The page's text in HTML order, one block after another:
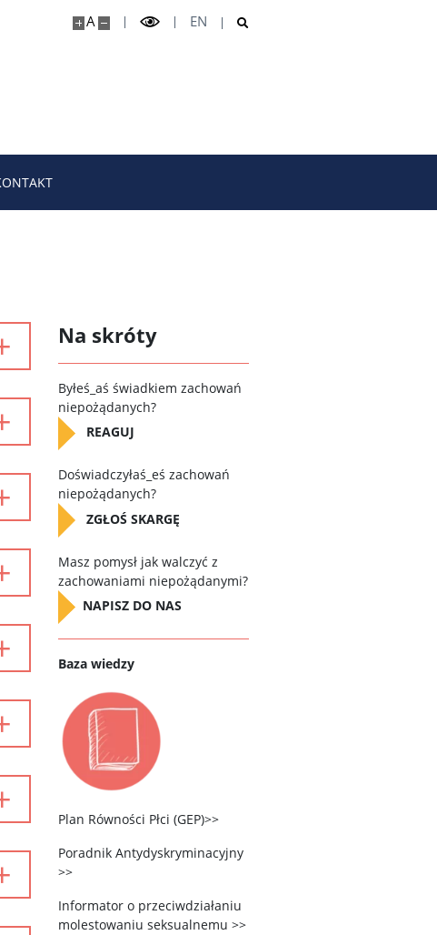
A EN
Na skróty
Byłeś_aś świadkiem zachowań
niepożądanych?
REAGUJ
Doświadczyłaś_eś zachowań
niepożądanych?
ZGŁOŚ SKARGĘ
Masz pomysł jak walczyć z
zachowaniami niepożądanymi?
NAPISZ DO NAS
Baza wiedzy
Plan Równości Płci (GEP)>>
Poradnik Antydyskryminacyjny
>>
Informator o przeciwdziałaniu
molestowaniu seksualnemu >>